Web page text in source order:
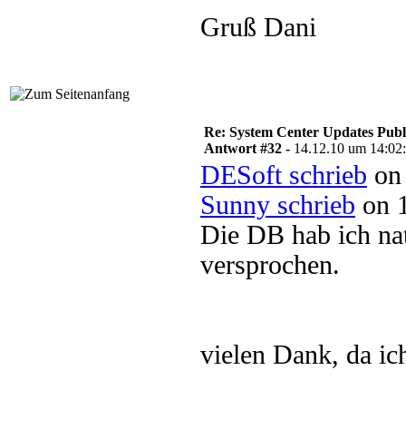
Gruß Dani
Re: System Center Updates
Antwort #32 - 14.12.10 um
DESoft schrieb
Sunny schrieb on
Die DB hab ich
versprochen.
vielen Dank, da